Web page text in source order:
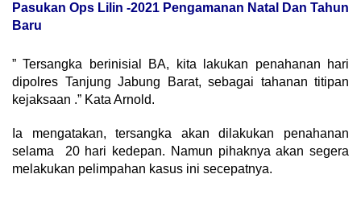
Pasukan Ops Lilin -2021 Pengamanan Natal Dan Tahun
Baru
” Tersangka berinisial BA, kita lakukan penahanan hari
dipolres Tanjung Jabung Barat, sebagai tahanan titipan
kejaksaan .” Kata Arnold.
Ia mengatakan, tersangka akan dilakukan penahanan
selama 20 hari kedepan. Namun pihaknya akan segera
melakukan pelimpahan kasus ini secepatnya.